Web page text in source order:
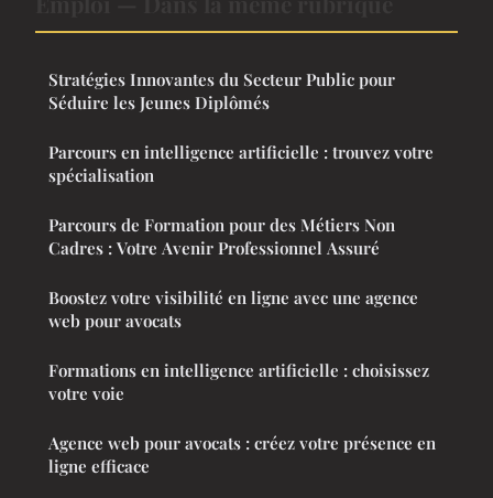
Stratégies Innovantes du Secteur Public pour
Séduire les Jeunes Diplômés
Parcours en intelligence artificielle : trouvez votre
spécialisation
Parcours de Formation pour des Métiers Non
Cadres : Votre Avenir Professionnel Assuré
Boostez votre visibilité en ligne avec une agence
web pour avocats
Formations en intelligence artificielle : choisissez
votre voie
Agence web pour avocats : créez votre présence en
ligne efficace